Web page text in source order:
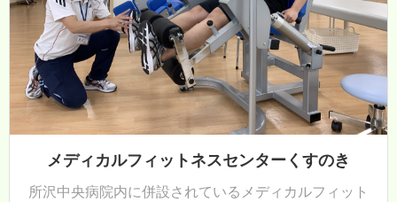
メディカルフィットネスセンターくすのき
所沢中央病院内に併設されているメディカルフィット